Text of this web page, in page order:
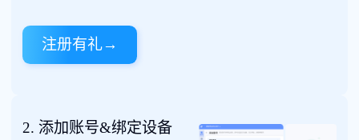
注册有礼→
2. 添加账号&绑定设备